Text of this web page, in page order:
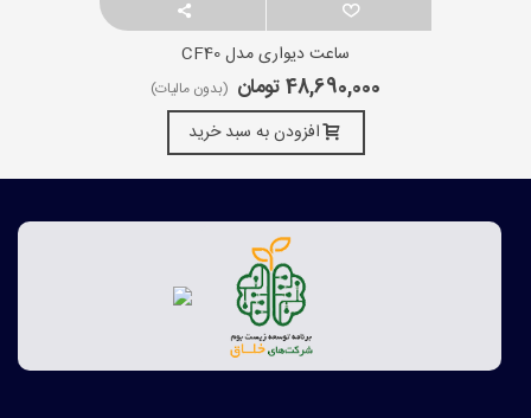
ساعت دیواری مدل CF40
48,690,000 تومان (بدون مالیات)
افزودن به سبد خرید